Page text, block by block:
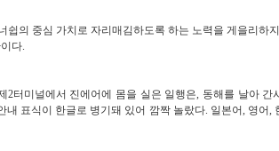
쉽의 중심 가치로 자리매김하도록 하는 노력을 게을리하
다.
2터미널에서 진에어에 몸을 실은 일행은, 동해를 날아 간
내 표식이 한글로 병기돼 있어 깜짝 놀랐다. 일본어, 영어,